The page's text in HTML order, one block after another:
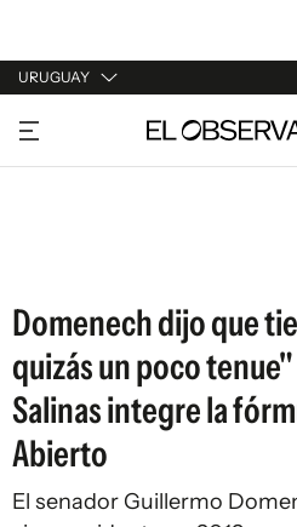
URUGUAY
URUGUAY
ARGENTINA
Domenech dijo que
quizás un poco
Salinas integre la
Abierto
El senador Guillermo